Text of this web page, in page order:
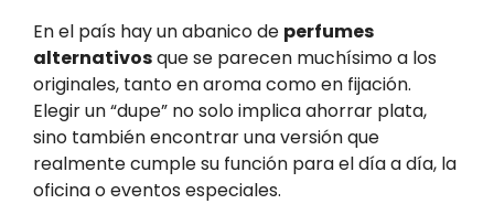
En el país hay un abanico de perfumes
alternativosque se parecen muchísimo a los
originales, tanto en aroma como en fijación.
Elegir un “dupe” no solo implica ahorrar plata,
sino también encontrar una versión que
realmente cumple su función para el día a día, la
oficina o eventos especiales.